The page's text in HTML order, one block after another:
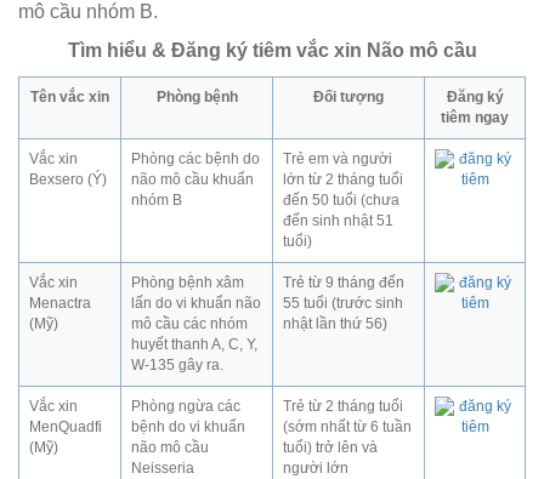
mô cầu nhóm B.
Tìm hiểu & Đăng ký tiêm vắc xin Não mô cầu
Tên vắc xin Phòng bệnh Đối tượng
Đăng ký
tiêm ngay
Vắc xin
Bexsero (Ý)
Phòng các bệnh do
não mô cầu khuẩn
nhóm B
Trẻ em và người
lớn từ 2 tháng tuổi
đến 50 tuổi (chưa
đến sinh nhật 51
tuổi)
Vắc xin
Menactra
(Mỹ)
Phòng bệnh xâm
lấn do vi khuẩn não
mô cầu các nhóm
huyết thanh A, C, Y,
W-135 gây ra.
Trẻ từ 9 tháng đến
55 tuổi (trước sinh
nhật lần thứ 56)
Vắc xin
MenQuadfi
(Mỹ)
Phòng ngừa các
bệnh do vi khuẩn
não mô cầu
Neisseria
Trẻ từ 2 tháng tuổi
(sớm nhất từ 6 tuần
tuổi) trở lên và
người lớn